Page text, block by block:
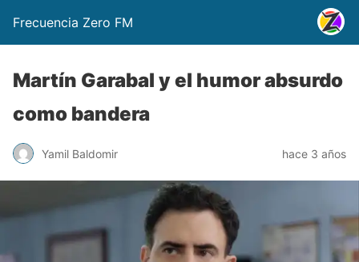
Frecuencia Zero FM
Martín Garabal y el humor absurdo
como bandera
Yamil Baldomir hace 3 años